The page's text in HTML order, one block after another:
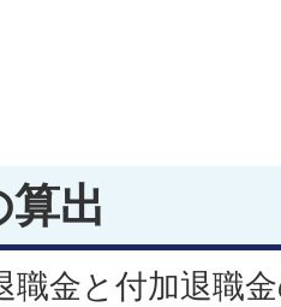
出
職金と付加退職